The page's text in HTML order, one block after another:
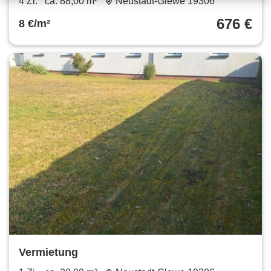
8 €/m² 676 €
Vermietung